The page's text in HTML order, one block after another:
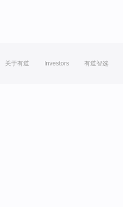
关于有道 Investors 有道智选